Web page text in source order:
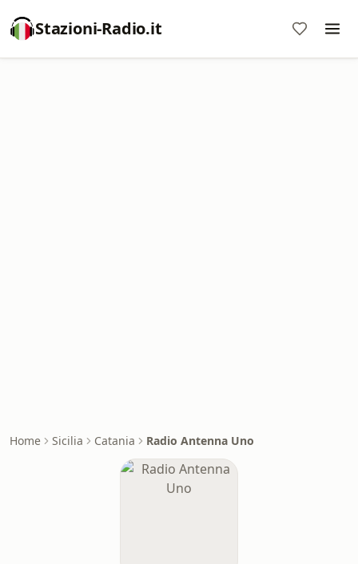
Stazioni-Radio.it
Home Sicilia Catania Radio Antenna Uno